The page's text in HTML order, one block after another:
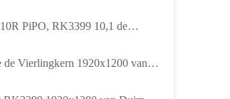
PiPO, RK3399 10,1 de
Vierlingkern 1920x1200 van